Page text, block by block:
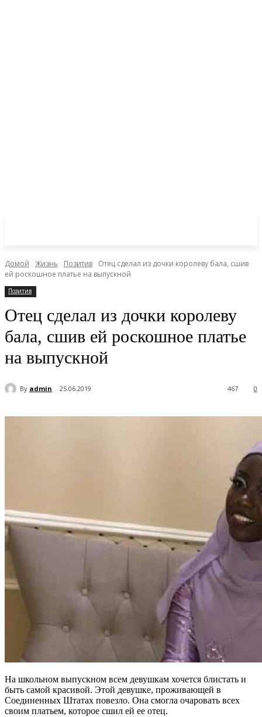
Домой Жизнь Позитив
Отец сделал из дочки королеву бала, сшив
ей роскошное платье на выпускной
Позитив
Отец сделал из дочки королеву
бала, сшив ей роскошное платье
на выпускной
By admin 25.06.2019 0
467
На школьном выпускном всем девушкам хочется блистать и
быть самой красивой. Этой девушке, проживающей в
Соединенных Штатах повезло. Она смогла очаровать всех
своим платьем, которое сшил ей ее отец.